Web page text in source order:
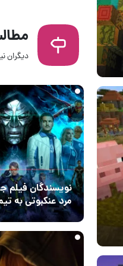
دیگران
نویسندگان فیلم
مرد عنکبوتی به
Avengers ملحق شدند
9 20 ساعت قبل